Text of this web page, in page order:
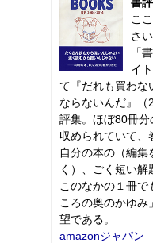
こ
さい
「
イ
て『だれも買わな
ならないんだ』（
評集。ほぼ80冊
収められていて、
自分の本の（編集
く）、ごく短い解
このなかの１冊で
ころの奥のかゆみ
望である。
amazonジャパン